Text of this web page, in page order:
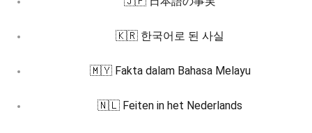
🇰🇷 한국어로 된 사실
🇲🇾 Fakta dalam Bahasa Melayu
🇳🇱 Feiten in het Nederlands